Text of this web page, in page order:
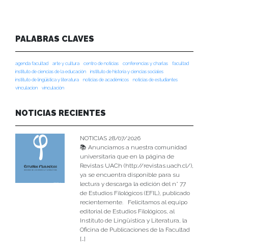
PALABRAS CLAVES
agenda facultad arte y cultura centro de noticias conferencias y charlas
facultad
instituto de ciencias de la educación
instituto de historia y ciencias sociales
instituto de lingüística y literatura
noticias de académicos
noticias de estudiantes
vinculacion
vinculación
NOTICIAS RECIENTES
NOTICIAS 28/07/2026
📚 Anunciamos a nuestra comunidad
universitaria que en la página de
Revistas UACh (http://revistas.uach.cl/),
ya se encuentra disponible para su
lectura y descarga la edición del n° 77
de Estudios Filológicos (EFIL), publicado
recientemente. Felicitamos al equipo
editorial de Estudios Filológicos, al
Instituto de Lingüística y Literatura, la
Oficina de Publicaciones de la Facultad
[…]